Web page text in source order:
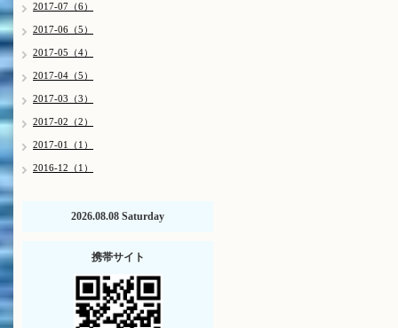
2017-07（6）
2017-06（5）
2017-05（4）
2017-04（5）
2017-03（3）
2017-02（2）
2017-01（1）
2016-12（1）
2026.08.08 Saturday
携帯サイト